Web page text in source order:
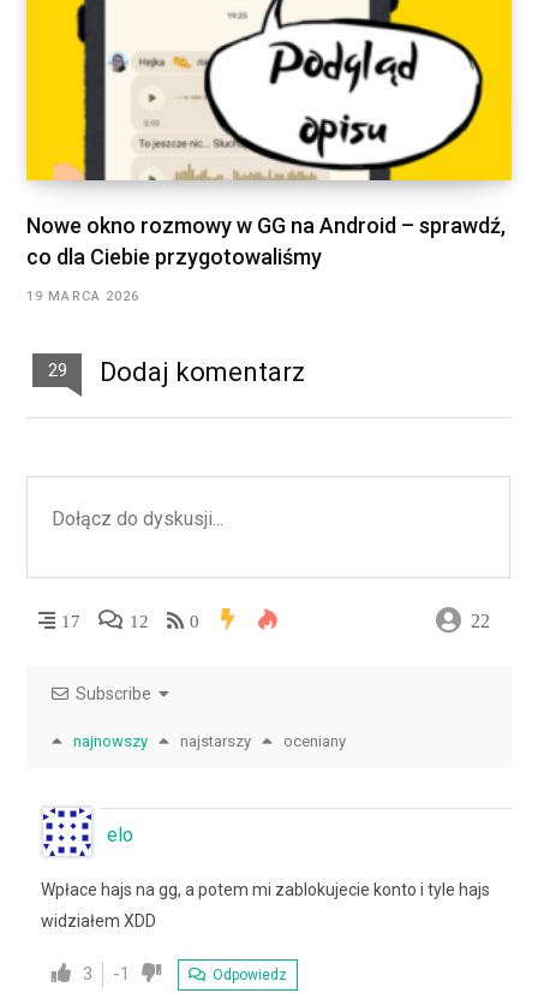
Nowe okno rozmowy w GG na Android – sprawdź,
co dla Ciebie przygotowaliśmy
19 MARCA 2026
29 Dodaj komentarz
17 12 0 22
Subscribe
najnowszy najstarszy oceniany
elo
Wpłace hajs na gg, a potem mi zablokujecie konto i tyle hajs
widziałem XDD
3 -1 Odpowiedz